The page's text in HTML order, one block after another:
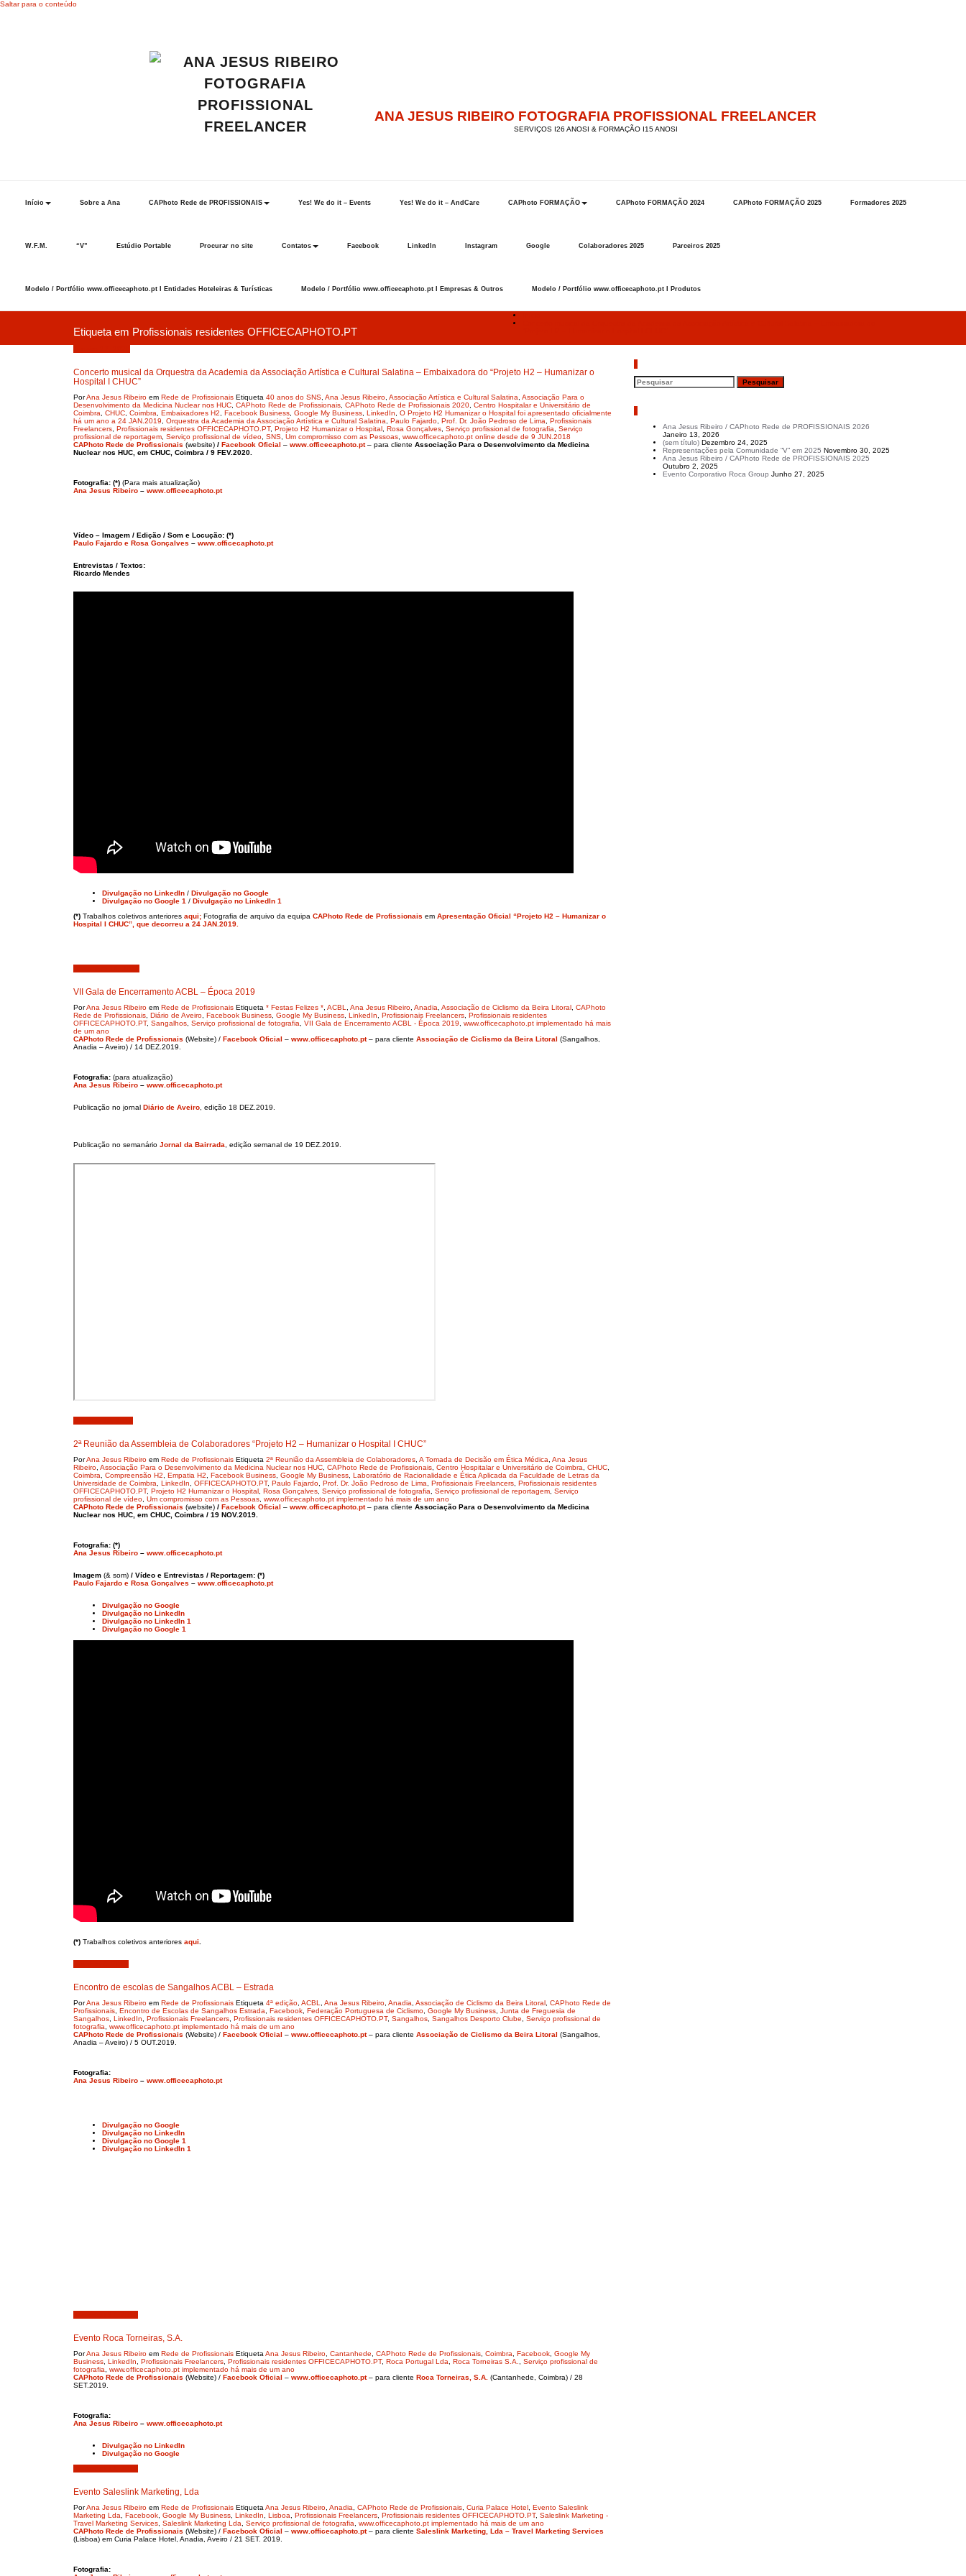
Saltar para o conteúdo
ANA JESUS RIBEIRO FOTOGRAFIA PROFISSIONAL FREELANCER
SERVIÇOS I26 ANOSI & FORMAÇÃO I15 ANOSI
Início Sobre a Ana CAPhoto Rede de PROFISSIONAIS Yes! We do it – Events Yes! We do it – AndCare CAPhoto FORMAÇÃO CAPhoto FORMAÇÃO 2024 CAPhoto FORMAÇÃO 2025 Formadores 2025
W.F.M. “V” Estúdio Portable Procurar no site Contatos Facebook LinkedIn Instagram Google Colaboradores 2025 Parceiros 2025
Modelo / Portfólio www.officecaphoto.pt I Entidades Hoteleiras & Turísticas Modelo / Portfólio www.officecaphoto.pt I Empresas & Outros Modelo / Portfólio www.officecaphoto.pt I Produtos
Etiqueta em Profissionais residentes OFFICECAPHOTO.PT
Concerto musical da Orquestra da Academia da Associação Artística e Cultural Salatina – Embaixadora do “Projeto H2 – Humanizar o
Hospital I CHUC”
PorAna Jesus Ribeiro em Rede de Profissionais Etiqueta 40 anos do SNS Ana Jesus Ribeiro Associação Artística e Cultural Salatina Associação Para o
Desenvolvimento da Medicina Nuclear nos HUC CAPhoto Rede de Profissionais CAPhoto Rede de Profissionais 2020 Centro Hospitalar e Universitário de
Coimbra
CHUC Coimbra Embaixadores H2 Facebook Business Google My Business LinkedIn
O Projeto H2 Humanizar o Hospital foi apresentado oficialmente
há um ano a 24 JAN.2019
Orquestra da Academia da Associação Artística e Cultural Salatina Paulo Fajardo Prof. Dr. João Pedroso de Lima
Profissionais
Freelancers Profissionais residentes OFFICECAPHOTO.PT, Projeto H2 Humanizar o Hospital Rosa Gonçalves Serviço profissional de fotografia
Serviço
profissional de reportagem Serviço profissional de vídeo SNS Um compromisso com as Pessoas www.officecaphoto.pt online desde de 9 JUN.2018
CAPhoto Rede de Profissionais (website) / Facebook Oficial – www.officecaphoto.pt– para cliente Associação Para o Desenvolvimento da Medicina
Nuclear nos HUC, em CHUC, Coimbra / 9 FEV.2020.
Fotografia: (*) (Para mais atualização)
Ana Jesus Ribeiro – www.officecaphoto.pt
Vídeo – Imagem / Edição / Som e Locução: (*)
Paulo Fajardo e Rosa Gonçalves – www.officecaphoto.pt
Entrevistas / Textos:
Ricardo Mendes
Divulgação no LinkedIn / Divulgação no Google
Divulgação no Google 1 / Divulgação no LinkedIn 1
(*) Trabalhos coletivos anteriores aqui; Fotografia de arquivo da equipa CAPhoto Rede de Profissionais em Apresentação Oficial “Projeto H2 – Humanizar o
Hospital I CHUC”, que decorreu a 24 JAN.2019.
VII Gala de Encerramento ACBL – Época 2019
PorAna Jesus Ribeiro em Rede de Profissionais Etiqueta * Festas Felizes * ACBL Ana Jesus Ribeiro Anadia Associação de Ciclismo da Beira Litoral CAPhoto
Rede de Profissionais Diário de Aveiro Facebook Business Google My Business LinkedIn Profissionais Freelancers Profissionais residentes
OFFICECAPHOTO.PT, Sangalhos Serviço profissional de fotografia VII Gala de Encerramento ACBL - Época 2019
www.officecaphoto.pt implementado há mais
de um ano
CAPhoto Rede de Profissionais (Website) / Facebook Oficial – www.officecaphoto.pt– para cliente Associação de Ciclismo da Beira Litoral (Sangalhos,
Anadia – Aveiro) / 14 DEZ.2019.
Fotografia: (para atualização)
Ana Jesus Ribeiro – www.officecaphoto.pt
Publicação no jornal Diário de Aveiro , edição 18 DEZ.2019.
Publicação no semanário Jornal da Bairrada , edição semanal de 19 DEZ.2019.
2ª Reunião da Assembleia de Colaboradores “Projeto H2 – Humanizar o Hospital I CHUC”
PorAna Jesus Ribeiro em Rede de Profissionais Etiqueta 2ª Reunião da Assembleia de Colaboradores A Tomada de Decisão em Ética Médica Ana Jesus
Ribeiro Associação Para o Desenvolvimento da Medicina Nuclear nos HUC CAPhoto Rede de Profissionais Centro Hospitalar e Universitário de Coimbra CHUC
Coimbra
Compreensão H2 Empatia H2 Facebook Business Google My Business Laboratório de Racionalidade e Ética Aplicada da Faculdade de Letras da
Universidade de Coimbra
LinkedIn OFFICECAPHOTO.PT, Paulo Fajardo Prof. Dr. João Pedroso de Lima Profissionais Freelancers Profissionais residentes
OFFICECAPHOTO.PT, Projeto H2 Humanizar o Hospital Rosa Gonçalves Serviço profissional de fotografia Serviço profissional de reportagem Serviço
profissional de vídeo Um compromisso com as Pessoas www.officecaphoto.pt implementado há mais de um ano
CAPhoto Rede de Profissionais (website) / Facebook Oficial – www.officecaphoto.pt– para cliente Associação Para o Desenvolvimento da Medicina
Nuclear nos HUC, em CHUC, Coimbra / 19 NOV.2019.
Fotografia: (*)
Ana Jesus Ribeiro – www.officecaphoto.pt
Imagem (& som) / Vídeo e Entrevistas / Reportagem: (*)
Paulo Fajardo e Rosa Gonçalves – www.officecaphoto.pt
Divulgação no Google
Divulgação no LinkedIn
Divulgação no LinkedIn 1
Divulgação no Google 1
(*) Trabalhos coletivos anteriores aqui
Encontro de escolas de Sangalhos ACBL – Estrada
PorAna Jesus Ribeiro em Rede de Profissionais Etiqueta 4ª edição ACBL Ana Jesus Ribeiro Anadia Associação de Ciclismo da Beira Litoral CAPhoto Rede de
Profissionais Encontro de Escolas de Sangalhos Estrada Facebook Federação Portuguesa de Ciclismo Google My Business Junta de Freguesia de
Sangalhos LinkedIn Profissionais Freelancers Profissionais residentes OFFICECAPHOTO.PT, Sangalhos Sangalhos Desporto Clube
Serviço profissional de
fotografia
www.officecaphoto.pt implementado há mais de um ano
CAPhoto Rede de Profissionais (Website) / Facebook Oficial – www.officecaphoto.pt– para cliente Associação de Ciclismo da Beira Litoral (Sangalhos,
Anadia – Aveiro) / 5 OUT.2019.
Fotografia:
Ana Jesus Ribeiro – www.officecaphoto.pt
Divulgação no Google
Divulgação no LinkedIn
Divulgação no Google 1
Divulgação no LinkedIn 1
Evento Roca Torneiras, S.A.
PorAna Jesus Ribeiro em Rede de Profissionais Etiqueta Ana Jesus Ribeiro Cantanhede CAPhoto Rede de Profissionais Coimbra Facebook Google My
Business LinkedIn Profissionais Freelancers Profissionais residentes OFFICECAPHOTO.PT, Roca Portugal Lda Roca Torneiras S.A.
Serviço profissional de
fotografia
www.officecaphoto.pt implementado há mais de um ano
CAPhoto Rede de Profissionais (Website) / Facebook Oficial – www.officecaphoto.pt– para cliente Roca Torneiras, S.A. (Cantanhede, Coimbra) / 28
SET.2019.
Fotografia:
Ana Jesus Ribeiro – www.officecaphoto.pt
Divulgação no LinkedIn
Divulgação no Google
Evento Saleslink Marketing, Lda
PorAna Jesus Ribeiro em Rede de Profissionais Etiqueta Ana Jesus Ribeiro Anadia CAPhoto Rede de Profissionais Curia Palace Hotel Evento Saleslink
Marketing Lda
Facebook Google My Business LinkedIn Lisboa Profissionais Freelancers Profissionais residentes OFFICECAPHOTO.PT, Saleslink Marketing -
Travel Marketing Services Saleslink Marketing Lda Serviço profissional de fotografia
www.officecaphoto.pt implementado há mais de um ano
CAPhoto Rede de Profissionais (Website) / Facebook Oficial – www.officecaphoto.pt– para cliente Saleslink Marketing, Lda – Travel Marketing Services
(Lisboa) em Curia Palace Hotel, Anadia, Aveiro / 21 SET. 2019.
Fotografia:
Ana Jesus Ribeiro / CAPhoto Rede de PROFISSIONAIS 2026
Janeiro 13, 2026
(sem título) Dezembro 24, 2025
Representações pela Comunidade “V” em 2025 Novembro 30, 2025
Ana Jesus Ribeiro / CAPhoto Rede de PROFISSIONAIS 2025
Outubro 2, 2025
Evento Corporativo Roca Group Junho 27, 2025